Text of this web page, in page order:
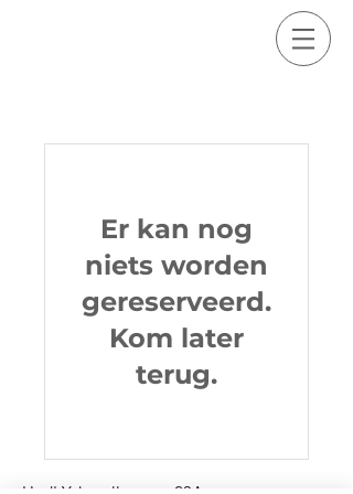
Er kan nog
niets worden
gereserveerd.
Kom later
terug.